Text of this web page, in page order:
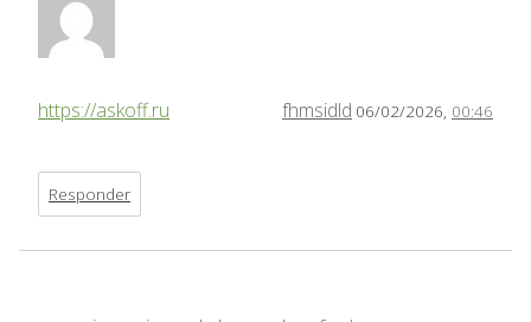
fhmsidld 06/02/2026, 00:46
https://askoff.ru
Responder